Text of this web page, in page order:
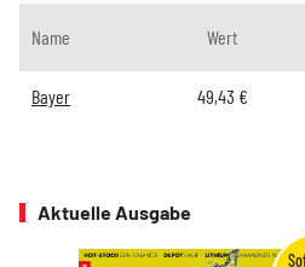
Name Wert
Bayer 49,43 €
Aktuelle Ausgabe